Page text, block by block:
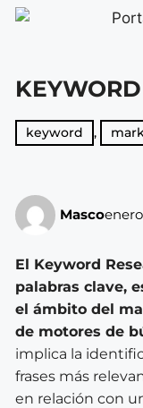
keyword ,
Masco
El Keyword
palabras clave,
el ámbito del
de motores de
implica la
frases más
en relación con